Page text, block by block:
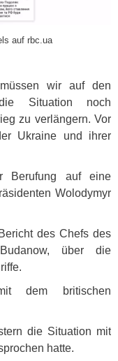
auf rbc.ua
wir auf den
Situation noch
zu verlängern. Vor
Ukraine und ihrer
Berufung auf eine
Wolodymyr
des Chefs des
Budanow, über die
dem britischen
die Situation mit
hatte.